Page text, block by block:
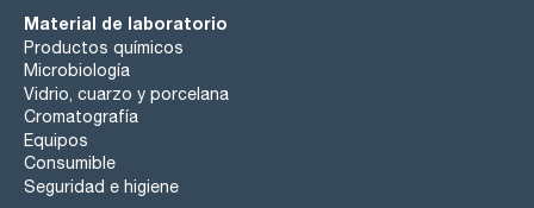
Material de laboratorio
Productos químicos
Microbiología
Vidrio, cuarzo y porcelana
Cromatografía
Equipos
Consumible
Seguridad e higiene